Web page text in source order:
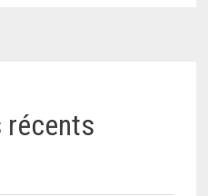
récents